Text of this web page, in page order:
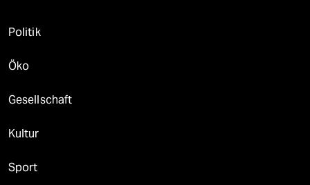
Politik
Öko
Gesellschaft
Kultur
Sport